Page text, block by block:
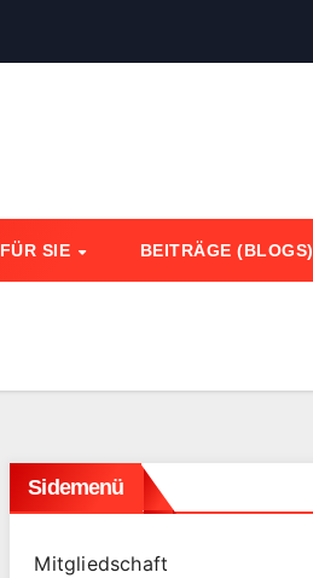
FÜR SIE BEITRÄGE (BLOGS)
Sidemenü
Mitgliedschaft